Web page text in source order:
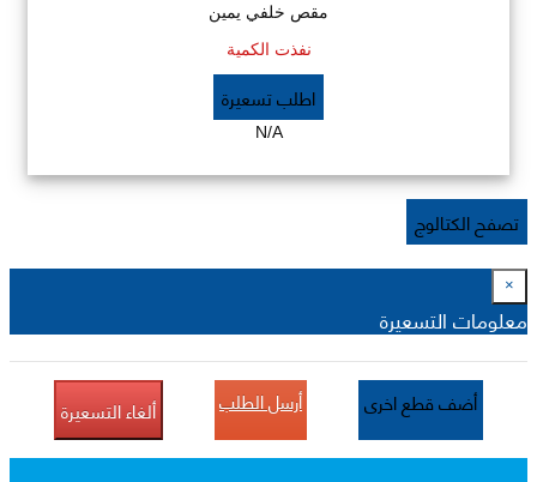
مقص خلفي يمين
نفذت الكمية
اطلب تسعيرة
N/A
تصفح الكتالوج
×
معلومات التسعيرة
أضف قطع اخرى أرسل الطلب ألغاء التسعيرة